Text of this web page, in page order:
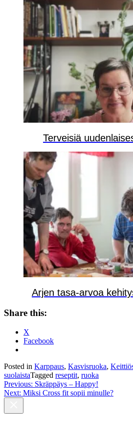
Terveisiä
Arjen tasa-arvoa
Share this:
X
Facebook
Posted in Karppaus, Kasvisruoka,
suolaistaTagged reseptit, ruoka
Post
navigation
Previous: Skräppäys – Happy!
Next: Miksi Cross fit sopii minulle?